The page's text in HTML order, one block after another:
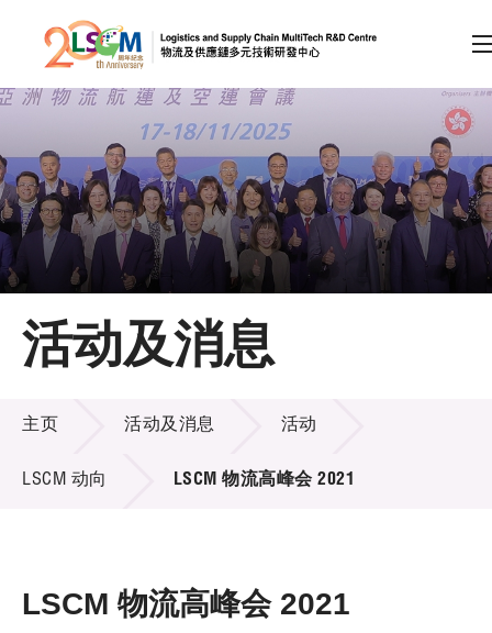
跳到内容（按回车键）
会员登录
A A EN 繁 简
主页
关于LSCM
技术商品化
项目及资助计划
活动及消息
活动及消息
活动及消息
主页 活动及消息 活动
LSCM 动向 LSCM 物流高峰会 2021
LSCM 物流高峰会 2021